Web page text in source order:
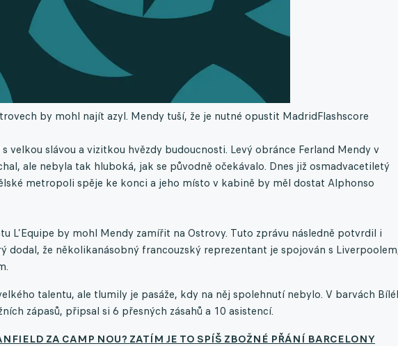
by mohl najít azyl. Mendy tuší, že je nutné opustit MadridFlashscore
velkou slávou a vizitkou hvězdy budoucnosti. Levý obránce Ferland Mendy v
ale nebyla tak hluboká, jak se původně očekávalo. Dnes již osmadvacetiletý
metropoli spěje ke konci a jeho místo v kabině by měl dostat Alphonso
L’Equipe by mohl Mendy zamířit na Ostrovy. Tuto zprávu následně potvrdil i
že několikanásobný francouzský reprezentant je spojován s
talentu, ale tlumily je pasáže, kdy na něj spolehnutí nebylo. V barvách
zápasů, připsal si 6 přesných zásahů a 10 asistencí.
ZA CAMP NOU? ZATÍM JE TO SPÍŠ ZBOŽNÉ PŘÁNÍ BARCELONY